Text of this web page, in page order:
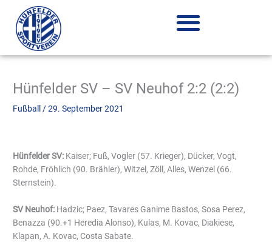
Inhalt
springen
Hünfelder SV – SV Neuhof 2:2 (2:2)
Fußball /29. September 2021
Hünfelder SV: Kaiser; Fuß, Vogler (57. Krieger), Dücker, Vogt,
Rohde, Fröhlich (90. Brähler), Witzel, Zöll, Alles, Wenzel (66.
Sternstein).
SV Neuhof: Hadzic; Paez, Tavares Ganime Bastos, Sosa Perez,
Benazza (90.+1 Heredia Alonso), Kulas, M. Kovac, Diakiese,
Klapan, A. Kovac, Costa Sabate.